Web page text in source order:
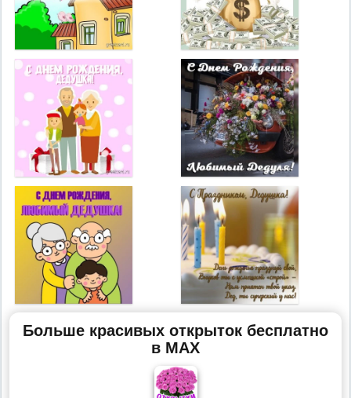
Больше красивых открыток бесплатно
в MAX